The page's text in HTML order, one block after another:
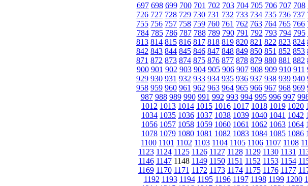
697 698 699 700 701 702 703 704 705 706 707 708
726 727 728 729 730 731 732 733 734 735 736 737
755 756 757 758 759 760 761 762 763 764 765 766
784 785 786 787 788 789 790 791 792 793 794 795
813 814 815 816 817 818 819 820 821 822 823 824
842 843 844 845 846 847 848 849 850 851 852 853
871 872 873 874 875 876 877 878 879 880 881 882
900 901 902 903 904 905 906 907 908 909 910 911
929 930 931 932 933 934 935 936 937 938 939 940
958 959 960 961 962 963 964 965 966 967 968 969
987 988 989 990 991 992 993 994 995 996 997
1012 1013 1014 1015 1016 1017 1018 1019 1020
1034 1035 1036 1037 1038 1039 1040 1041 1042
1056 1057 1058 1059 1060 1061 1062 1063 1064
1078 1079 1080 1081 1082 1083 1084 1085 1086
1100 1101 1102 1103 1104 1105 1106 1107 1108
1123 1124 1125 1126 1127 1128 1129 1130 1131
1146 11471148 1149 1150 1151 1152 1153 1154
1169 1170 1171 1172 1173 1174 1175 1176 1177
1192 1193 1194 1195 1196 1197 1198 1199 1200